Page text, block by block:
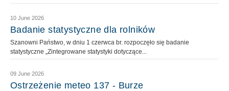
10 June 2026
Badanie statystyczne dla rolników
Szanowni Państwo, w dniu 1 czerwca br. rozpoczęło się badanie
statystyczne „Zintegrowane statystyki dotyczące...
09 June 2026
Ostrzeżenie meteo 137 - Burze